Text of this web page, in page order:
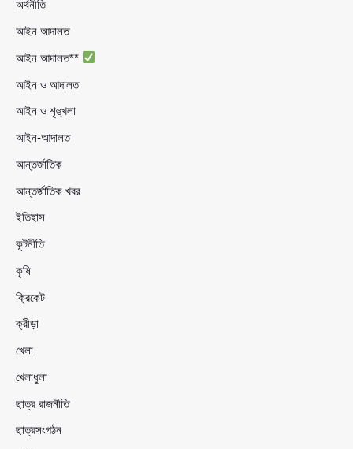
অর্থনীতি
আইন আদালত
আইন আদালত**
আইন ও আদালত
আইন ও শৃঙ্খলা
আইন-আদালত
আন্তর্জাতিক
আন্তর্জাতিক খবর
ইতিহাস
কূটনীতি
কৃষি
ক্রিকেট
ক্রীড়া
খেলা
খেলাধুলা
ছাত্র রাজনীতি
ছাত্রসংগঠন